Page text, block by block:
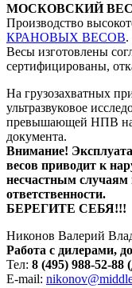
МОСКОВСКИЙ
Производство
КРАНОВЫХ ВЕСОВ.
Весы изготовлены
сертифицированы,
На грузозахватных
ультразвуковое
превышающей НПВ на
документа.
Внимание!
весов приводит к
несчастным случаям
ответственности.
БЕРЕГИТЕ СЕБЯ!!!
Никонов Валерий
Работа с дилерами,
Тел: 8 (495) 988-52-88
E-mail: